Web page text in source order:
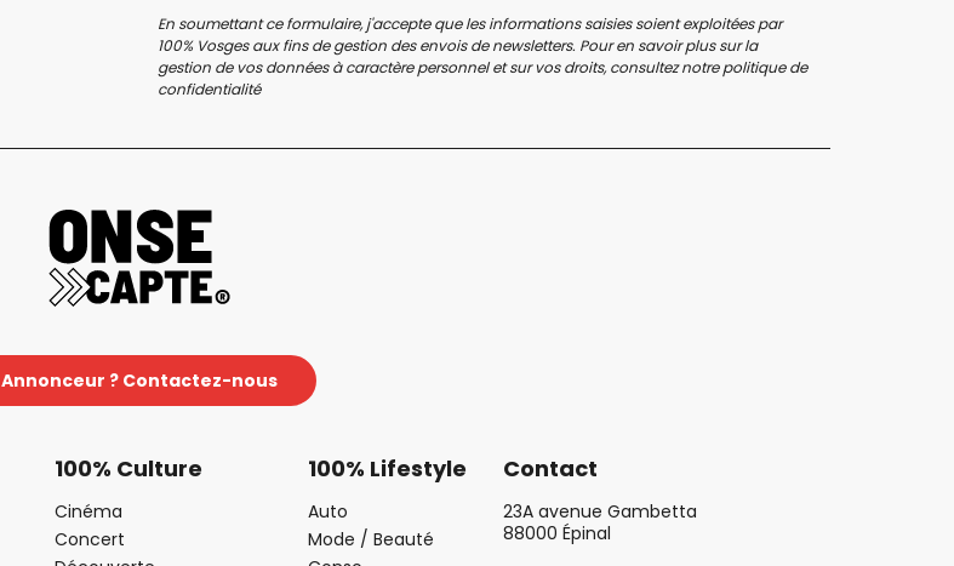
En soumettant ce formulaire, j'accepte que les informations saisies soient exploitées par
100% Vosges aux fins de gestion des envois de newsletters. Pour en savoir plus sur la
gestion de vos données à caractère personnel et sur vos droits, consultez notrepolitique de
confidentialité
Annonceur ? Contactez-nous
100% Culture
Cinéma
Concert
100% Lifestyle
Auto
Mode / Beauté
Contact
23A avenue Gambetta
88000 Épinal